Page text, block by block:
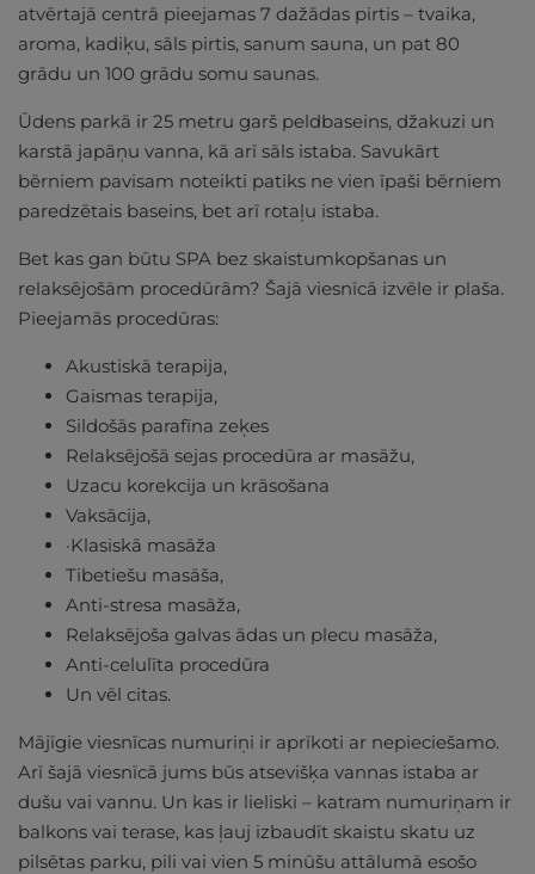
atvērtajā centrā pieejamas 7 dažādas pirtis – tvaika,
aroma, kadiķu, sāls pirtis, sanum sauna, un pat 80
grādu un 100 grādu somu saunas.
Ūdens parkā ir 25 metru garš peldbaseins, džakuzi un
karstā japāņu vanna, kā arī sāls istaba. Savukārt
bērniem pavisam noteikti patiks ne vien īpaši bērniem
paredzētais baseins, bet arī rotaļu istaba.
Bet kas gan būtu SPA bez skaistumkopšanas un
relaksējošām procedūrām? Šajā viesnīcā izvēle ir plaša.
Pieejamās procedūras:
Akustiskā terapija,
Gaismas terapija,
Sildošās parafīna zeķes
Relaksējošā sejas procedūra ar masāžu,
Uzacu korekcija un krāsošana
Vaksācija,
·Klasiskā masāža
Tibetiešu masāša,
Anti-stresa masāža,
Relaksējoša galvas ādas un plecu masāža,
Anti-celulīta procedūra
Un vēl citas.
Mājīgie viesnīcas numuriņi ir aprīkoti ar nepieciešamo.
Arī šajā viesnīcā jums būs atsevišķa vannas istaba ar
dušu vai vannu. Un kas ir lieliski – katram numuriņam ir
balkons vai terase, kas ļauj izbaudīt skaistu skatu uz
pilsētas parku, pili vai vien 5 minūšu attālumā esošo